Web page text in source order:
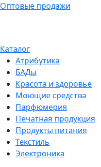
Оптовые продажи
Каталог
Атрибутика
БАДы
Красота и здоровье
Моющие средства
Парфюмерия
Печатная продукция
Продукты питания
Текстиль
Электроника